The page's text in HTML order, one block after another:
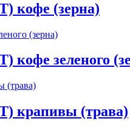
кофе (зерна)
зеленого
крапивы (трава)